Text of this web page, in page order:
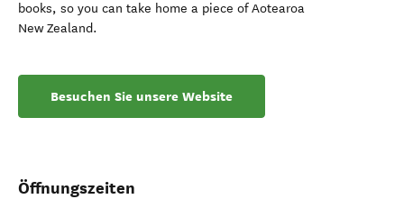
books, so you can take home a piece of Aotearoa
New Zealand.
Besuchen Sie unsere Website
Öffnungszeiten